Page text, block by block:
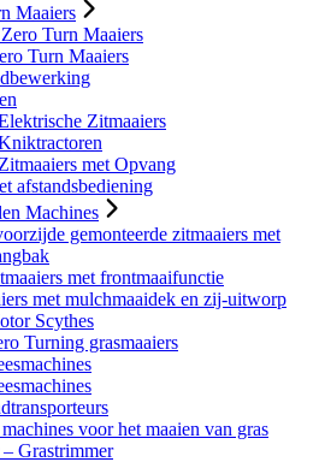
Maaiers
Turn Maaiers
Turn Maaiers
Zitmaaiers
met Opvang
afstandsbediening
Machines
gemonteerde zitmaaiers met
met frontmaaifunctie
met mulchmaaidek en zij-uitworp
Scythes
Turning grasmaaiers
voor het maaien van gras
Grastrimmer